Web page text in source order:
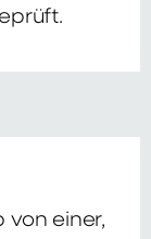
von einer,